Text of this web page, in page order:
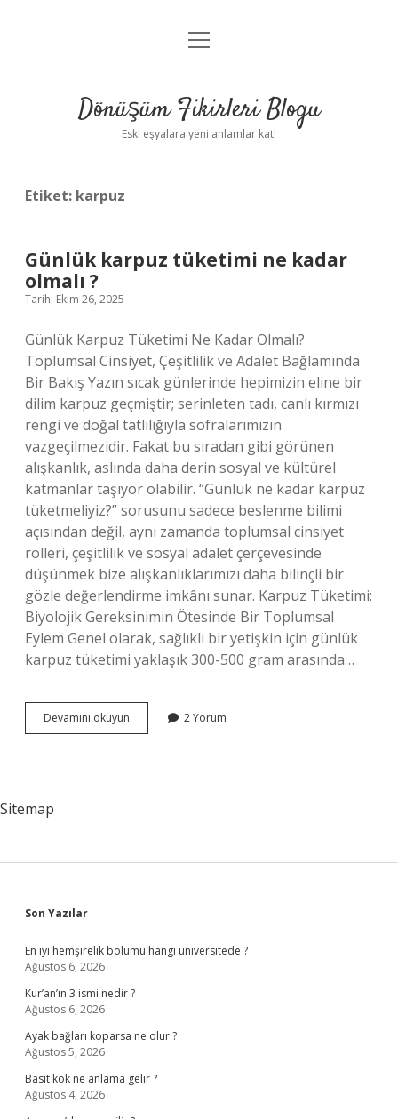
Anasayfa
Yasal Uyarı
menüyü
Dönüşüm Fikirleri Blogu
Eski eşyalara yeni anlamlar kat!
Etiket: karpuz
Günlük karpuz tüketimi ne kadar
olmalı ?
Tarih: Ekim 26, 2025
Günlük Karpuz Tüketimi Ne Kadar Olmalı?
Toplumsal Cinsiyet, Çeşitlilik ve Adalet Bağlamında
Bir Bakış Yazın sıcak günlerinde hepimizin eline bir
dilim karpuz geçmiştir; serinleten tadı, canlı kırmızı
rengi ve doğal tatlılığıyla sofralarımızın
vazgeçilmezidir. Fakat bu sıradan gibi görünen
alışkanlık, aslında daha derin sosyal ve kültürel
katmanlar taşıyor olabilir. “Günlük ne kadar karpuz
tüketmeliyiz?” sorusunu sadece beslenme bilimi
açısından değil, aynı zamanda toplumsal cinsiyet
rolleri, çeşitlilik ve sosyal adalet çerçevesinde
düşünmek bize alışkanlıklarımızı daha bilinçli bir
gözle değerlendirme imkânı sunar. Karpuz Tüketimi:
Biyolojik Gereksinimin Ötesinde Bir Toplumsal
Eylem Genel olarak, sağlıklı bir yetişkin için günlük
karpuz tüketimi yaklaşık 300-500 gram arasında…
Devamını okuyun
karpuz
2 Yorum
Sitemap
Sidebar
Son Yazılar
En iyi hemşirelik bölümü hangi üniversitede ?
Ağustos 6, 2026
Kur’an’ın 3 ismi nedir ?
Ağustos 6, 2026
Ayak bağları koparsa ne olur ?
Ağustos 5, 2026
Basit kök ne anlama gelir ?
Ağustos 4, 2026